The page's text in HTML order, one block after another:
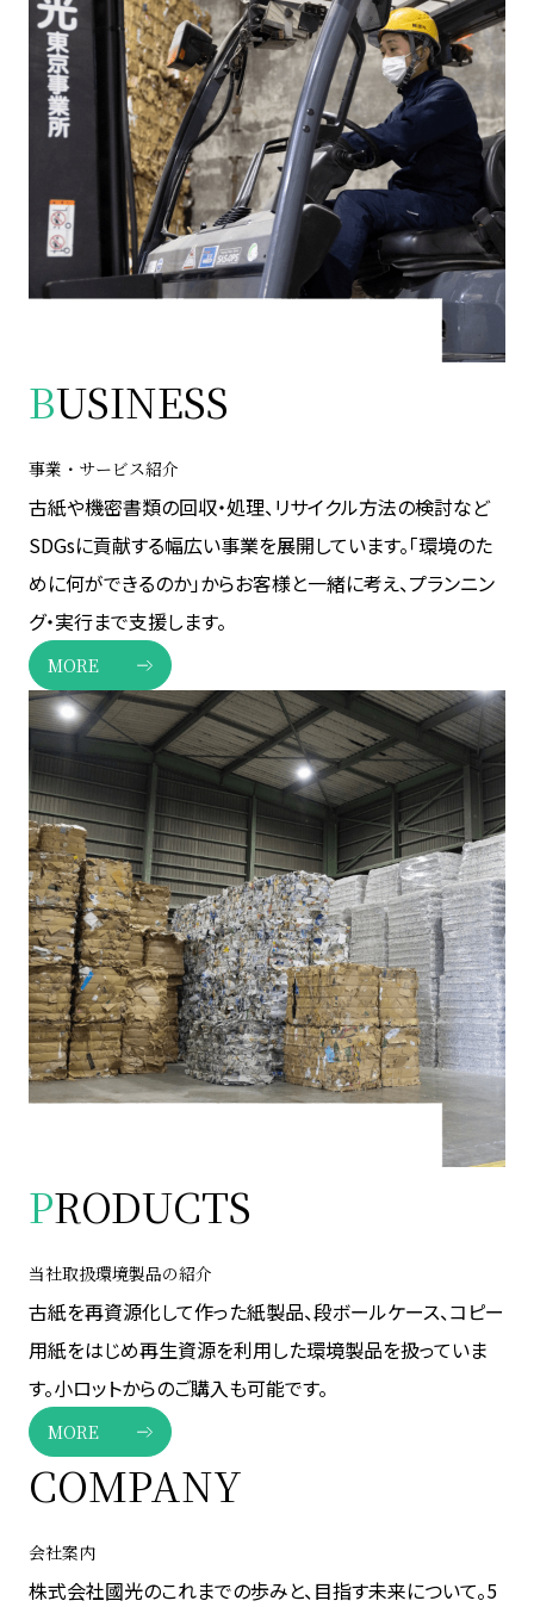
BUSINESS
事業・サービス紹介
古紙や機密書類の回収・処理、リサイクル方法の検討など
SDGsに貢献する幅広い事業を展開しています。「環境のた
めに何ができるのか」からお客様と一緒に考え、プランニン
グ・実行まで支援します。
MORE
PRODUCTS
当社取扱環境製品の紹介
古紙を再資源化して作った紙製品、段ボールケース、コピー
用紙をはじめ再生資源を利用した環境製品を扱っていま
す。小ロットからのご購入も可能です。
MORE
COMPANY
会社案内
株式会社國光のこれまでの歩みと、目指す未来について。5